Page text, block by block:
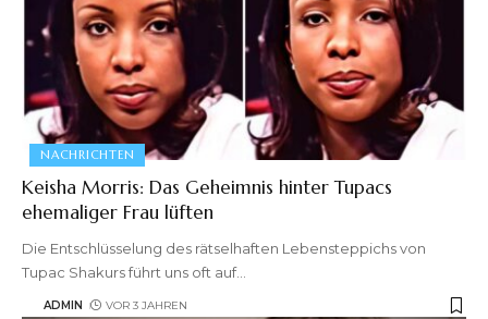
NACHRICHTEN
Keisha Morris: Das Geheimnis hinter Tupacs
ehemaliger Frau lüften
Die Entschlüsselung des rätselhaften Lebensteppichs von
Tupac Shakurs führt uns oft auf…
ADMIN VOR 3 JAHREN